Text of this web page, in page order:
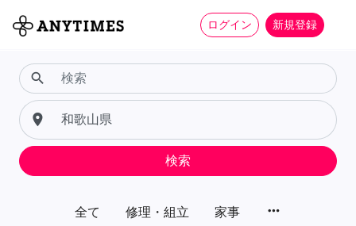
ログイン 新規登録
全て 修理・組立 家事 more_horiz
search
place
検索